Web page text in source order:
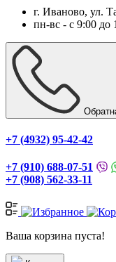
г. Иваново, ул.
пн-вс - с 9:00 до
+7 (4932) 95-42-42
+7 (910) 688-07-51
+7 (908) 562-33-11
Ваша корзина пуста!